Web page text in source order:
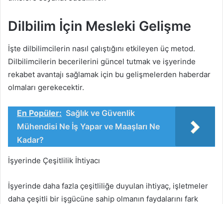
Dilbilim İçin Mesleki Gelişme
İşte dilbilimcilerin nasıl çalıştığını etkileyen üç metod.
Dilbilimcilerin becerilerini güncel tutmak ve işyerinde
rekabet avantajı sağlamak için bu gelişmelerden haberdar
olmaları gerekecektir.
En Popüler: Sağlık ve Güvenlik
Mühendisi Ne İş Yapar ve Maaşları Ne
Kadar?
İşyerinde Çeşitlilik İhtiyacı
İşyerinde daha fazla çeşitliliğe duyulan ihtiyaç, işletmeler
daha çeşitli bir işgücüne sahip olmanın faydalarını fark